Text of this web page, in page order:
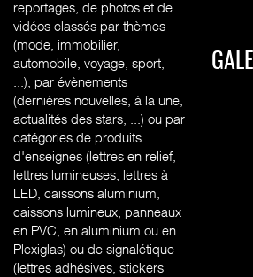
reportages, de photos et de
vidéos classés par thèmes
(mode, immobilier,
automobile, voyage, sport,
...), par évènements
(dernières nouvelles, à la une,
actualités des stars, ...) ou par
catégories de produits
d'enseignes (lettres en relief,
lettres lumineuses, lettres à
LED, caissons aluminium,
caissons lumineux, panneaux
en PVC, en aluminium ou en
Plexiglas) ou de signalétique
(lettres adhésives, stickers